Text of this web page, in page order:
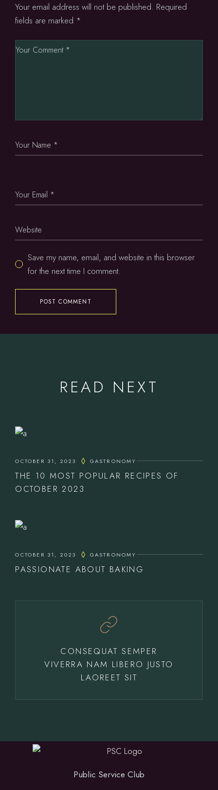
Your email address will not be published. Required
fields are marked *
Save my name, email, and website in this browser
for the next time I comment.
POST COMMENT
READ NEXT
OCTOBER 31, 2023 GASTRONOMY
THE 10 MOST POPULAR RECIPES OF
OCTOBER 2023
OCTOBER 31, 2023 GASTRONOMY
PASSIONATE ABOUT BAKING
CONSEQUAT SEMPER
VIVERRA NAM LIBERO JUSTO
LAOREET SIT
Public Service Club